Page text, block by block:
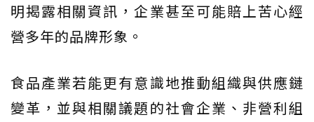
明揭露相關資訊，企業甚至可能賠上苦心經
營多年的品牌形象。
食品產業若能更有意識地推動組織與供應鏈
變革，並與相關議題的社會企業、非營利組